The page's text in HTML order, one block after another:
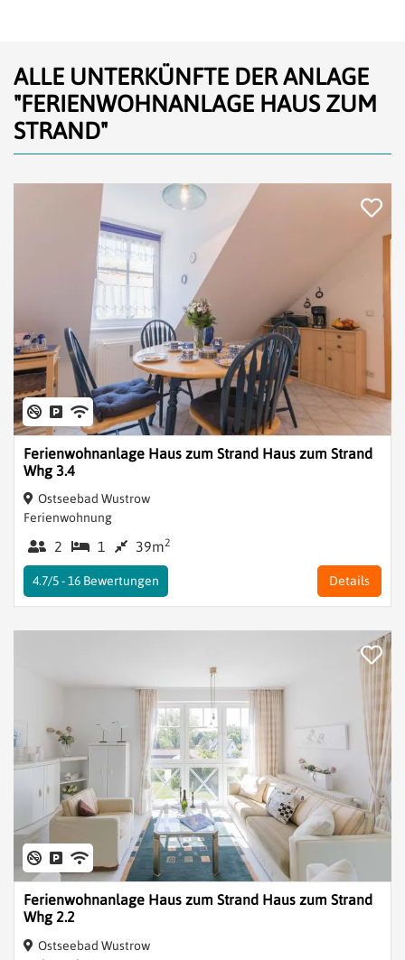
ALLE UNTERKÜNFTE DER ANLAGE
"FERIENWOHNANLAGE HAUS ZUM
STRAND"
Ferienwohnanlage Haus zum Strand Haus zum Strand
Whg 3.4
Ostseebad Wustrow
Ferienwohnung
2 1 39m2
Details
4.7/5 -16 Bewertungen
Ferienwohnanlage Haus zum Strand Haus zum Strand
Whg 2.2
Ostseebad Wustrow